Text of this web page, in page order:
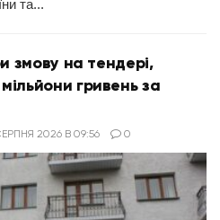
та...
змову на тендері,
гривень за
2026 В 09:56 0